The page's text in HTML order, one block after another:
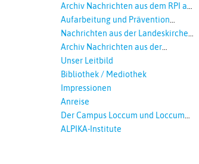
Archiv Nachrichten aus dem RPI ab
2018
Aufarbeitung und Prävention
sexualisierte Gewalt - Landeskirche
Nachrichten aus der Landeskirche
Hannovers
Archiv Nachrichten aus der
Landeskirche in Auswahl
Unser Leitbild
Bibliothek / Mediothek
Impressionen
Anreise
Der Campus Loccum und Loccumer
Einrichtungen
ALPIKA-Institute